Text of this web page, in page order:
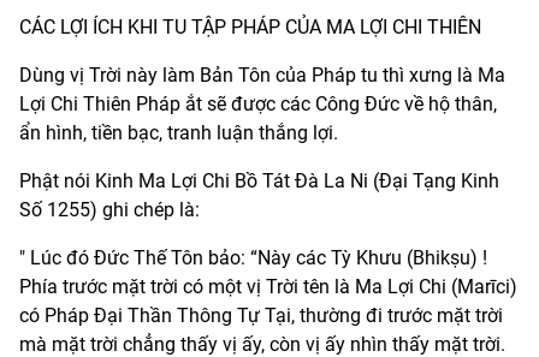
CÁC LỢI ÍCH KHI TU TẬP PHÁP CỦA MA LỢI CHI THIÊN
Dùng vị Trời này làm Bản Tôn của Pháp tu thì xưng là Ma
Lợi Chi Thiên Pháp ắt sẽ được các Công Đức về hộ thân,
ẩn hình, tiền bạc, tranh luận thắng lợi.
Phật nói Kinh Ma Lợi Chi Bồ Tát Đà La Ni (Đại Tạng Kinh
Số 1255) ghi chép là:
" Lúc đó Đức Thế Tôn bảo: “Này các Tỳ Khưu (Bhikṣu) !
Phía trước mặt trời có một vị Trời tên là Ma Lợi Chi (Marīci)
có Pháp Đại Thần Thông Tự Tại, thường đi trước mặt trời
mà mặt trời chẳng thấy vị ấy, còn vị ấy nhìn thấy mặt trời.